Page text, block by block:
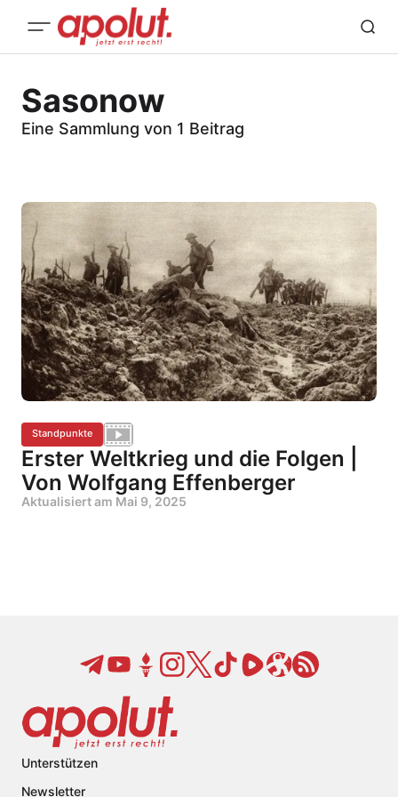
Sasonow
Eine Sammlung von 1 Beitrag
Standpunkte
Erster Weltkrieg und die Folgen |
Von Wolfgang Effenberger
Aktualisiert am Mai 9, 2025
Unterstützen
Newsletter